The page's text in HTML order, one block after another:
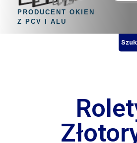
PRODUCENT OKIEN
Z PCV I ALU